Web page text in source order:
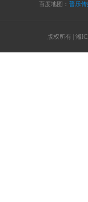
百度地图： 普乐
版权所有 | 湘